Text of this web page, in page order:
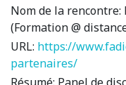
Nom de la rencontre:
(Formation @
URL: https://
partenaires/